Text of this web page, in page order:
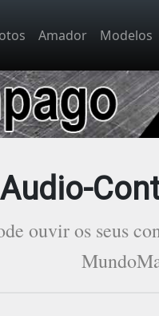
Amador Modelos
Audio-
ouvir os seus